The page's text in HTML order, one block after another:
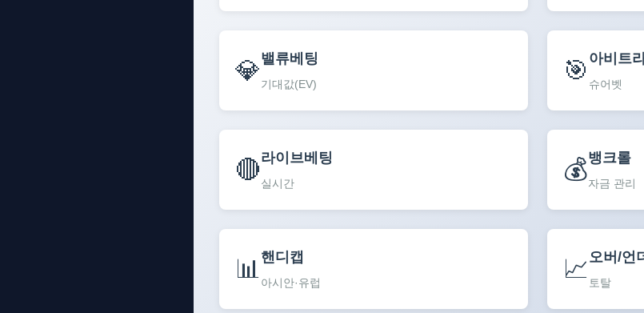
💎밸류베팅
기대값(EV) 🎯 아비트
슈어벳
🔴라이브베팅
실시간 💰뱅크롤
자금 관리
📊 핸디캡
아시안·유럽 📈 오버/언
토탈